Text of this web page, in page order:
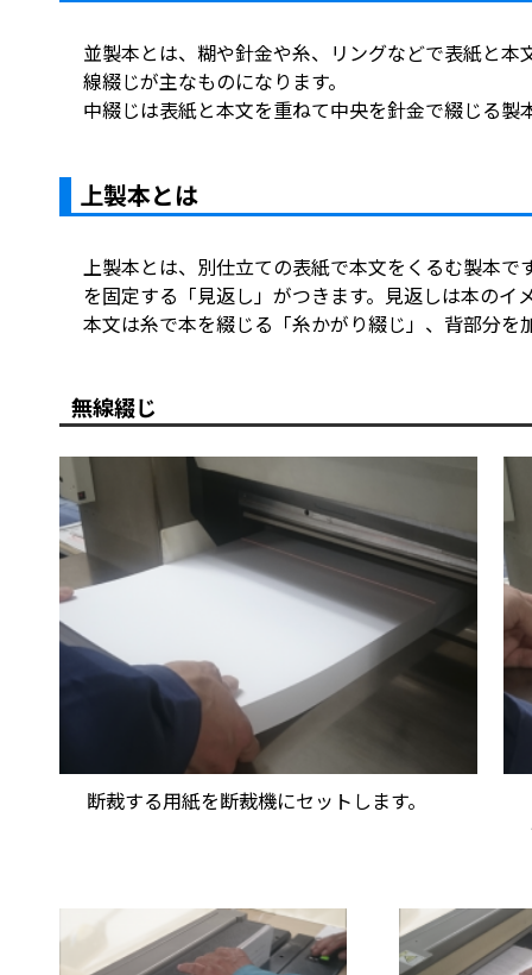
並製本とは、糊や針金や糸、リングなどで表紙と
線綴じが主なものになります。
中綴じは表紙と本文を重ねて中央を針金で綴じる
上製本とは
上製本とは、別仕立ての表紙で本文をくるむ製本
を固定する「見返し」がつきます。見返しは本の
本文は糸で本を綴じる「糸かがり綴じ」、背部分
無線綴じ
断裁する用紙を断裁機にセットします。